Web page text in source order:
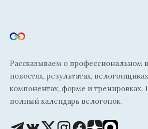
Рассказываем о профессиональном
новостях, результатах,
компонентах, форме и
полный календарь велогонок.